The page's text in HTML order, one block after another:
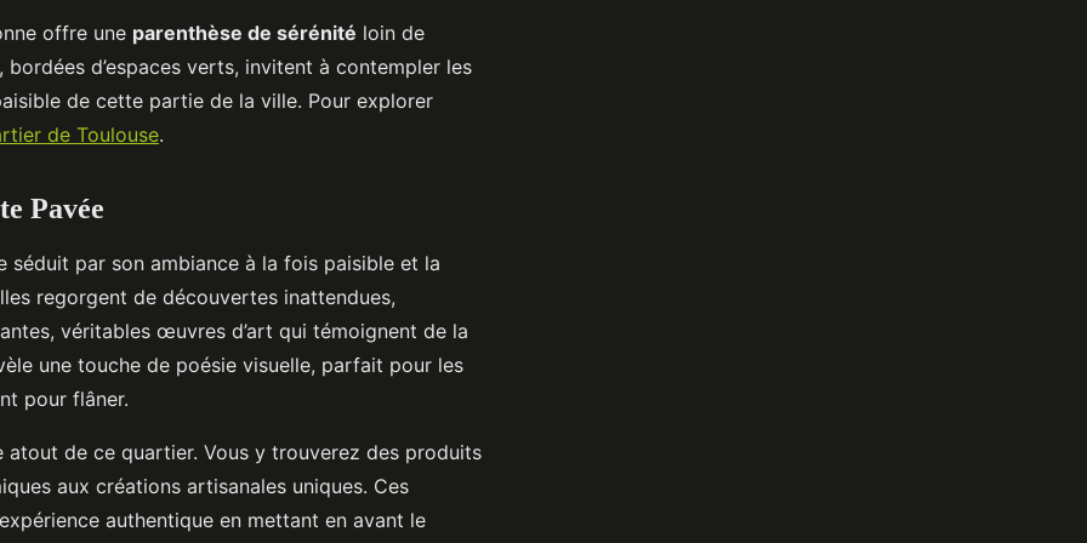
offre une parenthèse de sérénité loin de
d’espaces verts, invitent à contempler les
de cette partie de la ville. Pour explorer
de Toulouse.
Pavée
séduit par son ambiance à la fois paisible et la
regorgent de découvertes inattendues,
véritables œuvres d’art qui témoignent de la
une touche de poésie visuelle, parfait pour les
pour flâner.
de ce quartier. Vous y trouverez des produits
aux créations artisanales uniques. Ces
authentique en mettant en avant le